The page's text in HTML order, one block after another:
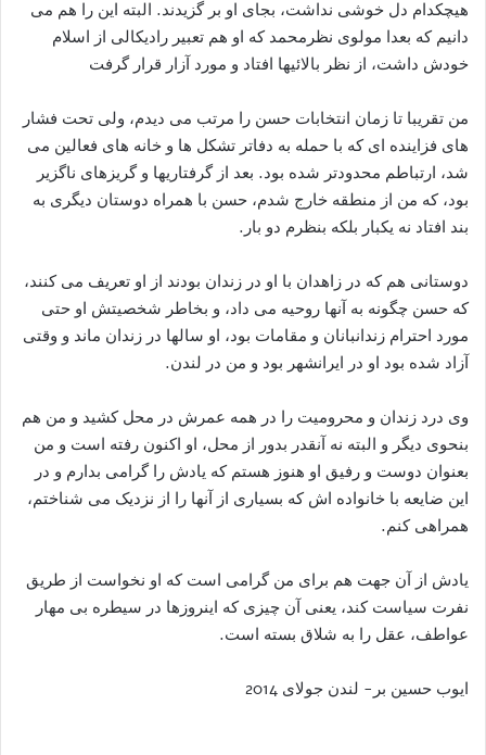
هیچکدام دل خوشی نداشت، بجای او بر گزیدند. البته این را هم می
دانیم که بعدا مولوی نظرمحمد که او هم تعبیر رادیکالی از اسلام
خودش داشت، از نظر بالائیها افتاد و مورد آزار قرار گرفت
من تقریبا تا زمان انتخابات حسن را مرتب می دیدم، ولی تحت فشار
های فزاینده ای که با حمله به دفاتر تشکل ها و خانه های فعالین می
شد، ارتباطم محدودتر شده بود. بعد از گرفتاریها و گریزهای ناگزیر
بود، که من از منطقه خارج شدم، حسن با همراه دوستان دیگری به
بند افتاد نه یکبار بلکه بنظرم دو بار.
دوستانی هم که در زاهدان با او در زندان بودند از او تعریف می کنند،
که حسن چگونه به آنها روحیه می داد، و بخاطر شخصیتش او حتی
مورد احترام زندانبانان و مقامات بود، او سالها در زندان ماند و وقتی
آزاد شده بود او در ایرانشهر بود و من در لندن.
وی درد زندان و محرومیت را در همه عمرش در محل کشید و من هم
بنحوی دیگر و البته نه آنقدر بدور از محل، او اکنون رفته است و من
بعنوان دوست و رفیق او هنوز هستم که یادش را گرامی بدارم و در
این ضایعه با خانواده اش که بسیاری از آنها را از نزدیک می شناختم،
همراهی کنم.
یادش از آن جهت هم برای من گرامی است که او نخواست از طریق
نفرت سیاست کند، یعنی آن چیزی که اینروزها در سیطره بی مهار
عواطف، عقل را به شلاق بسته است.
ایوب حسین بر- لندن جولای 2014